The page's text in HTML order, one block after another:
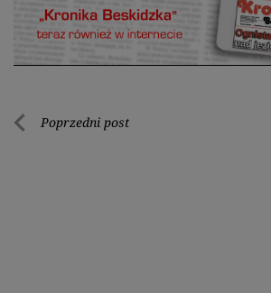
Nawigacja
Poprzedni post